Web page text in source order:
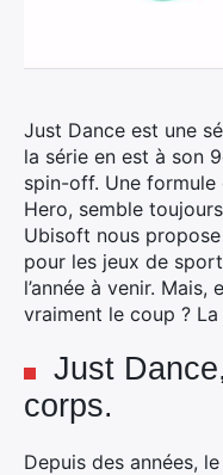
Just Dance est une
la série en est à son
spin-off. Une
Hero, semble
Ubisoft nous propose
pour les jeux de
l’année à venir.
vraiment le coup ?
Just
corps.
Depuis des années,